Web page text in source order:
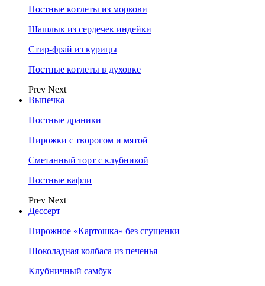
Постные котлеты из моркови
Шашлык из сердечек индейки
Стир-фрай из курицы
Постные котлеты в духовке
Prev Next
Выпечка
Постные драники
Пирожки с творогом и мятой
Сметанный торт с клубникой
Постные вафли
Prev Next
Дессерт
Пирожное «Картошка» без сгущенки
Шоколадная колбаса из печенья
Клубничный самбук